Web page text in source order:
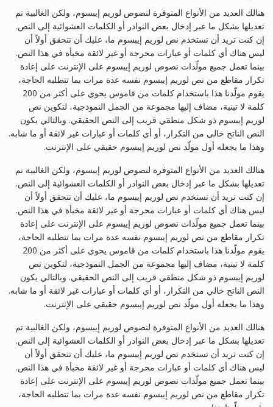
هنالك العديد من الأنواع المتوفرة لنصوص لوريم إيبسوم، ولكن الغالبية تم
تعديلها بشكل ما عبر إدخال بعض النوادر أو الكلمات العشوائية إلى النص.
إن كنت تريد أن تستخدم نص لوريم إيبسوم ما، عليك أن تتحقق أولاً أن
ليس هناك أي كلمات أو عبارات محرجة أو غير لائقة مخبأة في هذا النص.
بينما تعمل جميع مولّدات نصوص لوريم إيبسوم على الإنترنت على إعادة
تكرار مقاطع من نص لوريم إيبسوم نفسه عدة مرات بما تتطلبه الحاجة،
يقوم مولّدنا هذا باستخدام كلمات من قاموس يحوي على أكثر من 200
كلمة لا تينية، مضاف إليها مجموعة من الجمل النموذجية، لتكوين نص
لوريم إيبسوم ذو شكل منطقي قريب إلى النص الحقيقي. وبالتالي يكون
النص الناتح خالي من التكرار، أو أي كلمات أو عبارات غير لائقة أو ما شابه.
وهذا ما يجعله أول مولّد نص لوريم إيبسوم حقيقي على الإنترنت.
هنالك العديد من الأنواع المتوفرة لنصوص لوريم إيبسوم، ولكن الغالبية تم
تعديلها بشكل ما عبر إدخال بعض النوادر أو الكلمات العشوائية إلى النص.
إن كنت تريد أن تستخدم نص لوريم إيبسوم ما، عليك أن تتحقق أولاً أن
ليس هناك أي كلمات أو عبارات محرجة أو غير لائقة مخبأة في هذا النص.
بينما تعمل جميع مولّدات نصوص لوريم إيبسوم على الإنترنت على إعادة
تكرار مقاطع من نص لوريم إيبسوم نفسه عدة مرات بما تتطلبه الحاجة،
يقوم مولّدنا هذا باستخدام كلمات من قاموس يحوي على أكثر من 200
كلمة لا تينية، مضاف إليها مجموعة من الجمل النموذجية، لتكوين نص
لوريم إيبسوم ذو شكل منطقي قريب إلى النص الحقيقي. وبالتالي يكون
النص الناتح خالي من التكرار، أو أي كلمات أو عبارات غير لائقة أو ما شابه.
وهذا ما يجعله أول مولّد نص لوريم إيبسوم حقيقي على الإنترنت.
هنالك العديد من الأنواع المتوفرة لنصوص لوريم إيبسوم، ولكن الغالبية تم
تعديلها بشكل ما عبر إدخال بعض النوادر أو الكلمات العشوائية إلى النص.
إن كنت تريد أن تستخدم نص لوريم إيبسوم ما، عليك أن تتحقق أولاً أن
ليس هناك أي كلمات أو عبارات محرجة أو غير لائقة مخبأة في هذا النص.
بينما تعمل جميع مولّدات نصوص لوريم إيبسوم على الإنترنت على إعادة
تكرار مقاطع من نص لوريم إيبسوم نفسه عدة مرات بما تتطلبه الحاجة،